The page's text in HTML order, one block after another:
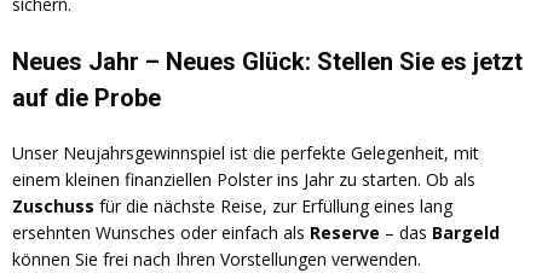
Neues Jahr – Neues Glück: Stellen Sie es jetzt
auf die Probe
Unser Neujahrsgewinnspiel ist die perfekte Gelegenheit, mit
einem kleinen finanziellen Polster ins Jahr zu starten. Ob als
Zuschuss für die nächste Reise, zur Erfüllung eines lang
ersehnten Wunsches oder einfach als Reserve – das Bargeld
können Sie frei nach Ihren Vorstellungen verwenden.